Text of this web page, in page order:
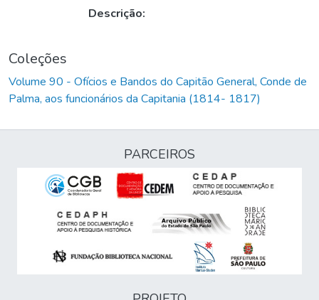
Descrição:
Coleções
Volume 90 - Ofícios e Bandos do Capitão General, Conde de
Palma, aos funcionários da Capitania (1814- 1817)
PARCEIROS